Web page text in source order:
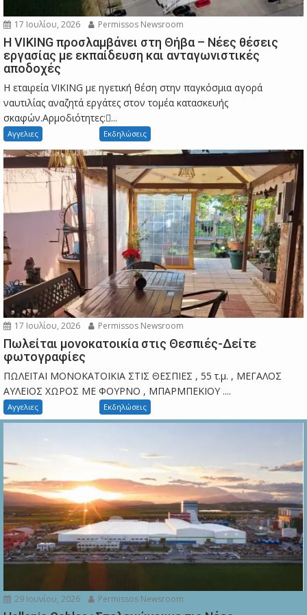
17 Ιουλίου, 2026 Permissos Newsroom
Η VIKING προσλαμβάνει στη Θήβα – Νέες θέσεις
εργασίας με εκπαίδευση και ανταγωνιστικές
αποδοχές
Η εταιρεία VIKING με ηγετική θέση στην παγκόσμια αγορά
ναυτιλίας αναζητά εργάτες στον τομέα κατασκευής
σκαφών.Αρμοδιότητες:...
Αγγελιες Εκδηλώσεις
17 Ιουλίου, 2026 Permissos Newsroom
Πωλείται μονοκατοικία στις Θεσπιές-Δείτε
φωτογραφίες
ΠΩΛΕΙΤΑΙ ΜΟΝΟΚΑΤΟΙΚΙΑ ΣΤΙΣ ΘΕΣΠΙΕΣ , 55 τ.μ. , ΜΕΓΑΛΟΣ
ΑΥΛΕΙΟΣ ΧΩΡΟΣ ΜΕ ΦΟΥΡΝΟ , ΜΠΑΡΜΠΕΚΙΟΥ ....
Αγγελιες Εκδηλώσεις
29 Ιουνίου, 2026 Permissos Newsroom